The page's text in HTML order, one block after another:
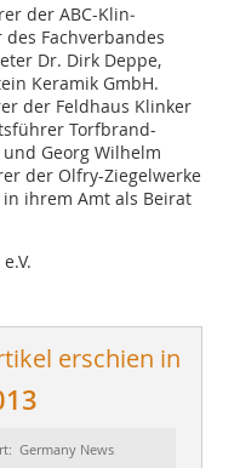
der ABC-Klin­
Fachverbandes
Dr. Dirk Deppe,
Keramik GmbH.
der Feldhaus Klinker
Torfbrand-
und Georg Wilhelm
der Olfry-Ziegelwerke
in ihrem Amt als Beirat
erschien in
Germany News